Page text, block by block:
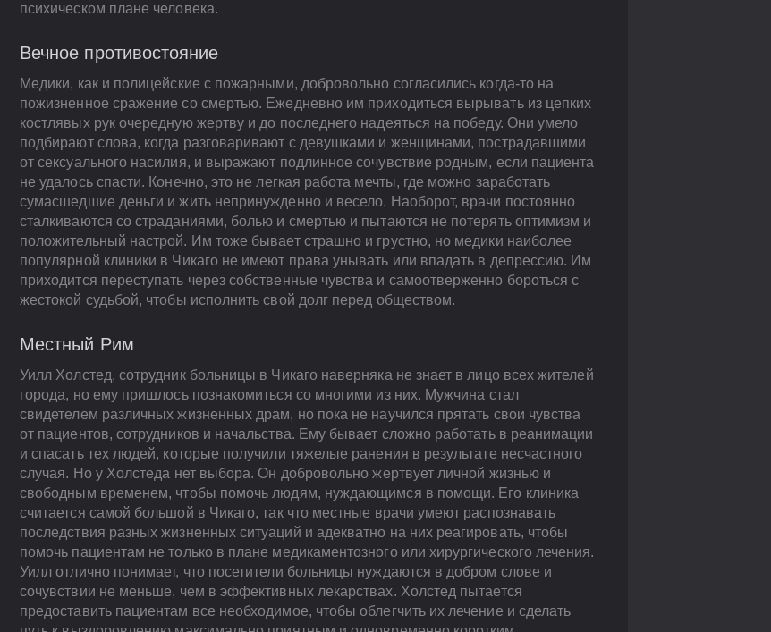
психическом плане человека.
Вечное противостояние
Медики, как и полицейские с пожарными, добровольно согласились когда-то на
пожизненное сражение со смертью. Ежедневно им приходиться вырывать из цепких
костлявых рук очередную жертву и до последнего надеяться на победу. Они умело
подбирают слова, когда разговаривают с девушками и женщинами, пострадавшими
от сексуального насилия, и выражают подлинное сочувствие родным, если пациента
не удалось спасти. Конечно, это не легкая работа мечты, где можно заработать
сумасшедшие деньги и жить непринужденно и весело. Наоборот, врачи постоянно
сталкиваются со страданиями, болью и смертью и пытаются не потерять оптимизм и
положительный настрой. Им тоже бывает страшно и грустно, но медики наиболее
популярной клиники в Чикаго не имеют права унывать или впадать в депрессию. Им
приходится переступать через собственные чувства и самоотверженно бороться с
жестокой судьбой, чтобы исполнить свой долг перед обществом.
Местный Рим
Уилл Холстед, сотрудник больницы в Чикаго наверняка не знает в лицо всех жителей
города, но ему пришлось познакомиться со многими из них. Мужчина стал
свидетелем различных жизненных драм, но пока не научился прятать свои чувства
от пациентов, сотрудников и начальства. Ему бывает сложно работать в реанимации
и спасать тех людей, которые получили тяжелые ранения в результате несчастного
случая. Но у Холстеда нет выбора. Он добровольно жертвует личной жизнью и
свободным временем, чтобы помочь людям, нуждающимся в помощи. Его клиника
считается самой большой в Чикаго, так что местные врачи умеют распознавать
последствия разных жизненных ситуаций и адекватно на них реагировать, чтобы
помочь пациентам не только в плане медикаментозного или хирургического лечения.
Уилл отлично понимает, что посетители больницы нуждаются в добром слове и
сочувствии не меньше, чем в эффективных лекарствах. Холстед пытается
предоставить пациентам все необходимое, чтобы облегчить их лечение и сделать